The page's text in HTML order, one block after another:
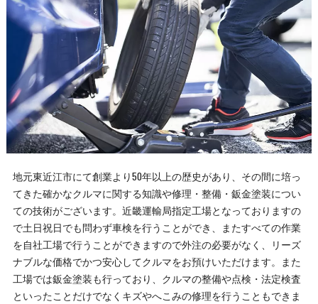
地元東近江市にて創業より50年以上の歴史があり、その間に培っ
てきた確かなクルマに関する知識や修理・整備・鈑金塗装につい
ての技術がございます。近畿運輸局指定工場となっておりますの
で土日祝日でも問わず車検を行うことができ、またすべての作業
を自社工場で行うことができますので外注の必要がなく、リーズ
ナブルな価格でかつ安心してクルマをお預けいただけます。また
工場では鈑金塗装も行っており、クルマの整備や点検・法定検査
といったことだけでなくキズやへこみの修理を行うこともできま